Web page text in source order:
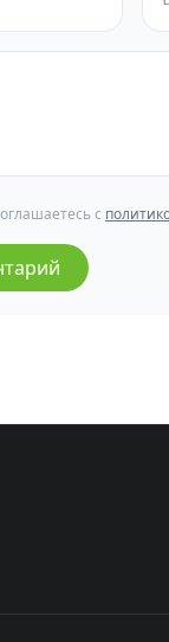
с